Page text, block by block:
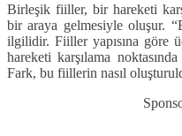
Birleşik fiiller, bir hareketi
bir araya gelmesiyle oluşur.
ilgilidir. Fiiller yapısına göre
hareketi karşılama
Fark, bu fiillerin nasıl